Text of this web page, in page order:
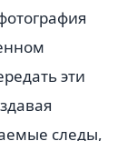
эти
следы,